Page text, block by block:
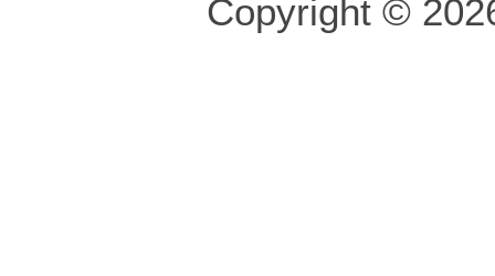
Copyright ©